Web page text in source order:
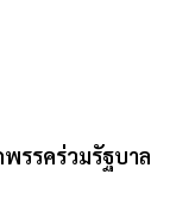
รรคร่วมรัฐบาล